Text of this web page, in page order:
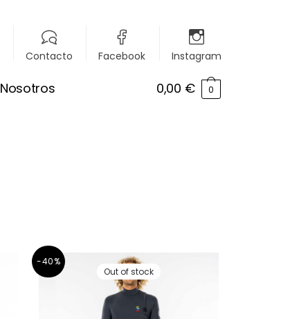
Contacto Facebook Instagram
Nosotros 0,00 € 0
-40%
Out of stock